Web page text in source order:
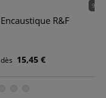
92
Encaustique R&F
dès 15,45 €